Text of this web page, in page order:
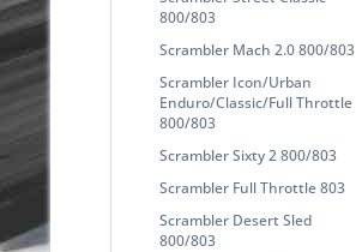
800/803
Scrambler Mach 2.0 800/803
Scrambler Icon/Urban
Enduro/Classic/Full Throttle
800/803
Scrambler Sixty 2 800/803
Scrambler Full Throttle 803
Scrambler Desert Sled
800/803